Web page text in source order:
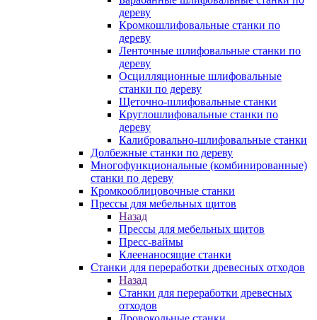
дереву
Кромкошлифовальные станки по
дереву
Ленточные шлифовальные станки по
дереву
Осцилляционные шлифовальные
станки по дереву
Щеточно-шлифовальные станки
Круглошлифовальные станки по
дереву
Калибровально-шлифовальные станки
Долбежные станки по дереву
Многофункциональные (комбинированные)
станки по дереву
Кромкооблицовочные станки
Прессы для мебельных щитов
Назад
Прессы для мебельных щитов
Пресс-ваймы
Клеенаносящие станки
Станки для переработки древесных отходов
Назад
Станки для переработки древесных
отходов